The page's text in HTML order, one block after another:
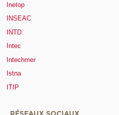
Inetop
INSEAC
INTD
Intec
Intechmer
Istna
ITIP